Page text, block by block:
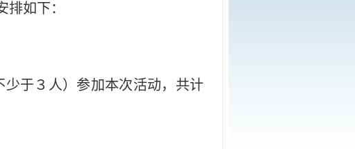
如下：
少于３人）参加本次活动，共计